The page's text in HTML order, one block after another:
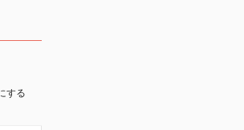
する